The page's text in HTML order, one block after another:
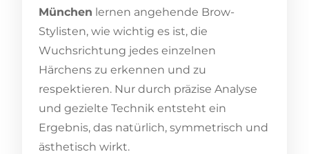
München lernen angehende Brow-
Stylisten, wie wichtig es ist, die
Wuchsrichtung jedes einzelnen
Härchens zu erkennen und zu
respektieren. Nur durch präzise Analyse
und gezielte Technik entsteht ein
Ergebnis, das natürlich, symmetrisch und
ästhetisch wirkt.